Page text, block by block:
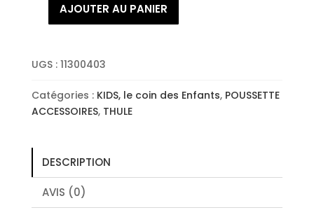
quantité
SPRING
BAR
AJOUTER AU PANIER
UGS : 11300403
Catégories : KIDS, le coin des Enfants, POUSSETTE
ACCESSOIRES, THULE
DESCRIPTION
AVIS (0)